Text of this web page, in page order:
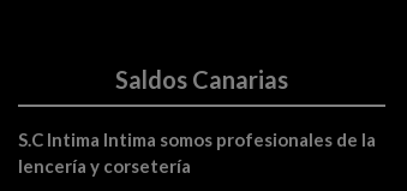
Saldos Canarias
S.C Intima Intima somos profesionales de la
lencería y corsetería